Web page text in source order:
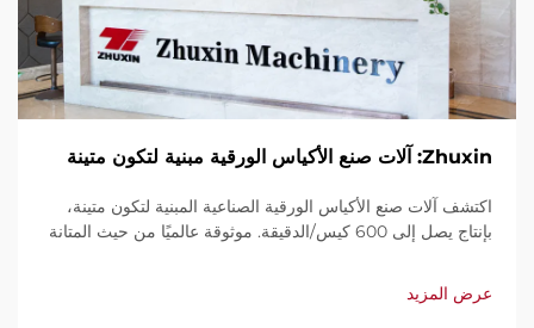
Zhuxin: آلات صنع الأكياس الورقية مبنية لتكون متينة
اكتشف آلات صنع الأكياس الورقية الصناعية المبنية لتكون متينة،
بإنتاج يصل إلى 600 كيس/الدقيقة. موثوقة عالميًا من حيث المتانة
وخدمة سريعة. اطلب عرض سعر اليوم.
عرض المزيد